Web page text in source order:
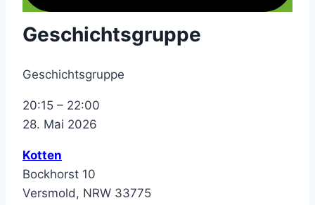
Geschichtsgruppe
Geschichtsgruppe
20:15 – 22:00
28. Mai 2026
Kotten
Bockhorst 10
Versmold, NRW 33775